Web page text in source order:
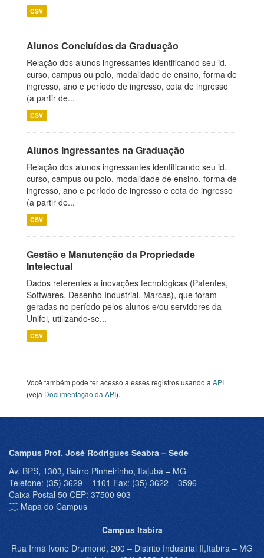
CSV
Alunos Concluídos da Graduação
Relação dos alunos ingressantes identificando seu id,
curso, campus ou polo, modalidade de ensino, forma de
ingresso, ano e período de ingresso, cota de ingresso
(a partir de...
CSV
Alunos Ingressantes na Graduação
Relação dos alunos ingressantes identificando seu id,
curso, campus ou polo, modalidade de ensino, forma de
ingresso, ano e período de ingresso e cota de ingresso
(a partir de...
CSV
Gestão e Manutenção da Propriedade
Intelectual
Dados referentes a inovações tecnológicas (Patentes,
Softwares, Desenho Industrial, Marcas), que foram
geradas no período pelos alunos e/ou servidores da
Unifei, utilizando-se...
CSV
Você também pode ter acesso a esses registros usando a API
(veja Documentação da API).
Campus Prof. José Rodrigues Seabra – Sede
Av. BPS, 1303, Bairro Pinheirinho, Itajubá – MG
Telefone: (35) 3629 – 1101 Fax: (35) 3622 – 3596
Caixa Postal 50 CEP: 37500 903
Mapa do Campus
Campus Itabira
Rua Irmã Ivone Drumond, 200 – Distrito Industrial II,Itabira – MG